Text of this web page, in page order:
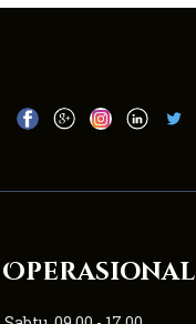
Operasional